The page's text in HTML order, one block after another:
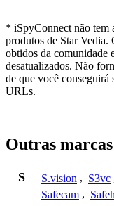
* iSpyConnect não tem
produtos de Star Vedia.
obtidos da comunidade
desatualizados. Não
de que você conseguirá
URLs.
Outras
S S.vision , S3vc
Safecam ,